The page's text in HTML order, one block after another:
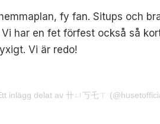
fy fan.Situps och
har en fet förfest också så
Vi är redo!
inlägg delat av 卄ㄩ丂乇ㄒ